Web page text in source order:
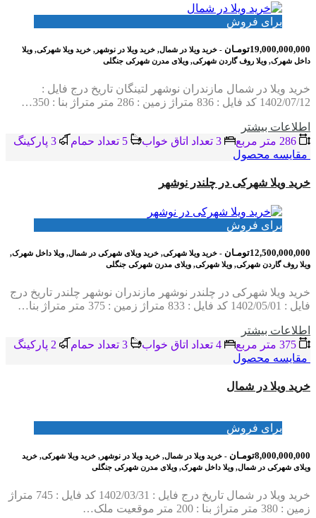
برای فروش
19,000,000,000تومـان
- خرید ویلا در شمال, خرید ویلا در نوشهر, خرید ویلا شهرکی, ویلا
داخل شهرک, ویلا روف گاردن شهرکی, ویلای مدرن شهرکی جنگلی
خرید ویلا در شمال مازندران نوشهر لتینگان تاریخ درج فایل :
1402/07/12 کد فایل : 836 متراژ زمین : 286 متر متراژ بنا : 350…
اطلاعات بيشتر
مقایسه محصول
خرید ویلا شهرکی در چلندر نوشهر
برای فروش
12,500,000,000تومـان
- خرید ویلا شهرکی, خرید ویلای شهرکی در شمال, ویلا داخل شهرک,
ویلا روف گاردن شهرکی, ویلا شهرکی, ویلای مدرن شهرکی جنگلی
خرید ویلا شهرکی در چلندر نوشهر مازندران نوشهر چلندر تاریخ درج
فایل : 1402/05/01 کد فایل : 833 متراژ زمین : 375 متر متراژ بنا…
اطلاعات بيشتر
مقایسه محصول
خرید ویلا در شمال
برای فروش
8,000,000,000تومـان
- خرید ویلا در شمال, خرید ویلا در نوشهر, خرید ویلا شهرکی, خرید
ویلای شهرکی در شمال, ویلا داخل شهرک, ویلای مدرن شهرکی جنگلی
خرید ویلا در شمال تاریخ درج فایل : 1402/03/31 کد فایل : 745 متراژ
زمین : 380 متر متراژ بنا : 200 متر موقعیت ملک…